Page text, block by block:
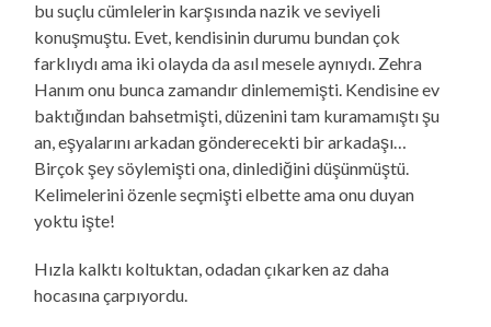
bu suçlu cümlelerin karşısında nazik ve seviyeli
konuşmuştu. Evet, kendisinin durumu bundan çok
farklıydı ama iki olayda da asıl mesele aynıydı. Zehra
Hanım onu bunca zamandır dinlememişti. Kendisine ev
baktığından bahsetmişti, düzenini tam kuramamıştı şu
an, eşyalarını arkadan gönderecekti bir arkadaşı…
Birçok şey söylemişti ona, dinlediğini düşünmüştü.
Kelimelerini özenle seçmişti elbette ama onu duyan
yoktu işte!
Hızla kalktı koltuktan, odadan çıkarken az daha
hocasına çarpıyordu.